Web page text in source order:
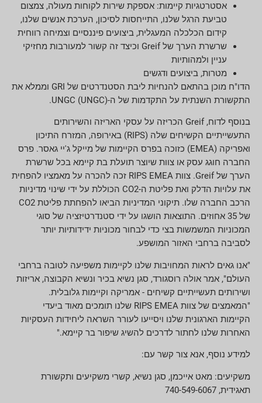
אסטרטגיות קיימות: אספקת שירות לקוחות מעולה, צמצום
טביעת הרגל שלנו, התייחסות לסיכון, הערכת אנשים שלנו,
קידום הכלכלה המעגלית, ביצועים פיננסיים וצמיחה רווחית
שרשרת הערך של Greif וכיצד זה קשור למעורבות מחזיקי
עניין ולמהותיות
מטרות, ביצועים ודגשים
הדו"ח מוכן בהתאם להנחיות ליבת הסטנדרטים של GRI וממלא את
התקשורת השנתית על התקדמות של ה-UNGC (UNGC).
בנוסף לדוח, Greif הכריזה על עסקי האריזה והשירותים
התעשייתיים הקשיחים שלה (RIPS) באירופה, המזרח התיכון
ואפריקה (EMEA) כזוכה בפרס הקיימות של מייקל ג'יי גאסר. פרס
החברה חוגג עסק או צוות שיוצר תועלת בת קיימא בכל שרשרת
הערך של Greif. צוות RIPS EMEA זכה להכרה על מאמציו להפחית
את עלויות הדלק ואת פליטת ה-CO2 הכוללת על ידי שינוי מדיניות
הרכב החברה שלו. תיקוני המדיניות הביאו להפחתת פליטת CO2
של 35 אחוזים. התוצאות הושגו על ידי סטנדרטיזציה של סוגי
המכוניות המשמשות בצי כדי לבחור מכוניות ידידותיות יותר
לסביבה ברחבי האזור המושפע.
"אנו גאים לראות המחויבות שלנו לקיימות משפיעה לטובה ברחבי
העולם", אמר אולה רוסגורד, סגן נשיא בכיר ונשיא הקבוצה, אריזות
ושירותים תעשייתיים קשיחים - אמריקה וקיימות גלובלית.
"המאמצים של צוות RIPS EMEA שלנו תומכים מאוד ביעדי
הקיימות הארגונית שלנו ויסייעו לעורר השראה ליחידות העסקיות
האחרות שלנו לחתור לדרכים להשיג שיפור בר קיימא."
למידע נוסף, אנא צור קשר עם:
משקיעים: מאט אייכמן, סגן נשיא, קשרי משקיעים ותקשורת
תאגידית, 740-549-6067